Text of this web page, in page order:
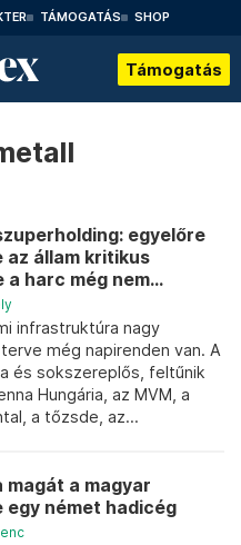
TÁMOGATÁS SHOP
Támogatás
egyelőre
az állam kritikus
a harc még nem...
infrastruktúra nagy
még napirenden van. A
és sokszereplős, feltűnik
Hungária, az MVM, a
a tőzsde, az...
magát a magyar
egy német hadicég